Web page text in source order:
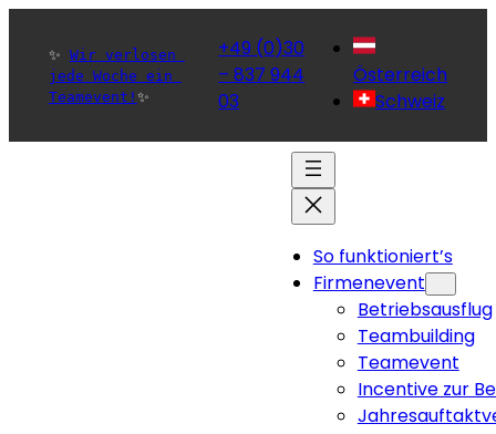
✨ Wir verlosen
jede Woche ein
Teamevent! ✨
+49 (0)30
– 837 944
03
Österreich
Schweiz
So funktioniert’s
Firmenevent
Betriebsausflug
Teambuilding
Teamevent
Incentive zur